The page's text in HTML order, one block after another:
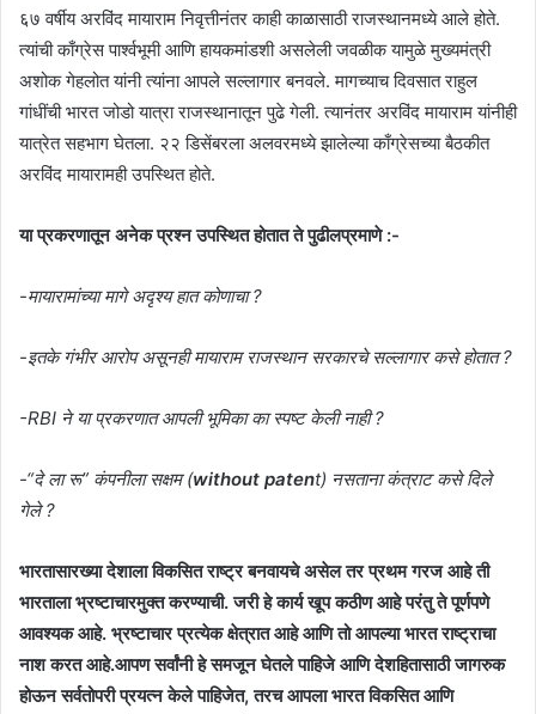
६७ वर्षीय अरविंद मायाराम निवृत्तीनंतर काही काळासाठी राजस्थानमध्ये आले होते.
त्यांची काँग्रेस पार्श्वभूमी आणि हायकमांडशी असलेली जवळीक यामुळे मुख्यमंत्री
अशोक गेहलोत यांनी त्यांना आपले सल्लागार बनवले. मागच्याच दिवसात राहुल
गांधींची भारत जोडो यात्रा राजस्थानातून पुढे गेली. त्यानंतर अरविंद मायाराम यांनीही
यात्रेत सहभाग घेतला. २२ डिसेंबरला अलवरमध्ये झालेल्या काँग्रेसच्या बैठकीत
अरविंद मायारामही उपस्थित होते.
या प्रकरणातून अनेक प्रश्न उपस्थित होतात ते पुढीलप्रमाणे :-
-मायारामांच्या मागे अदृश्य हात कोणाचा ?
-इतके गंभीर आरोप असूनही मायाराम राजस्थान सरकारचे सल्लागार कसे होतात ?
-RBI ने या प्रकरणात आपली भूमिका का स्पष्ट केली नाही ?
-“दे ला रू” कंपनीला सक्षम (without patent) नसताना कंत्राट कसे दिले
गेले ?
भारतासारख्या देशाला विकसित राष्ट्र बनवायचे असेल तर प्रथम गरज आहे ती
भारताला भ्रष्टाचारमुक्त करण्याची. जरी हे कार्य खूप कठीण आहे परंतु ते पूर्णपणे
आवश्यक आहे. भ्रष्टाचार प्रत्येक क्षेत्रात आहे आणि तो आपल्या भारत राष्ट्राचा
नाश करत आहे.आपण सर्वांनी हे समजून घेतले पाहिजे आणि देशहितासाठी जागरुक
होऊन सर्वतोपरी प्रयत्न केले पाहिजेत, तरच आपला भारत विकसित आणि